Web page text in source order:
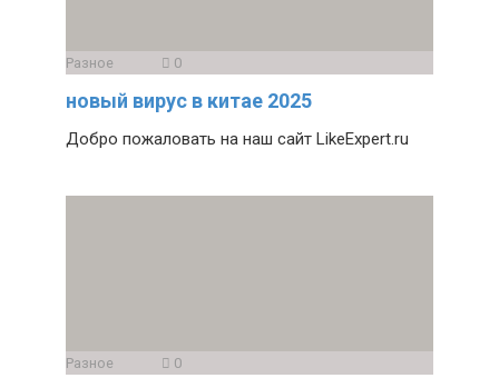
Разное 0
новый вирус в китае 2025
Добро пожаловать на наш сайт LikeExpert.ru
Разное 0